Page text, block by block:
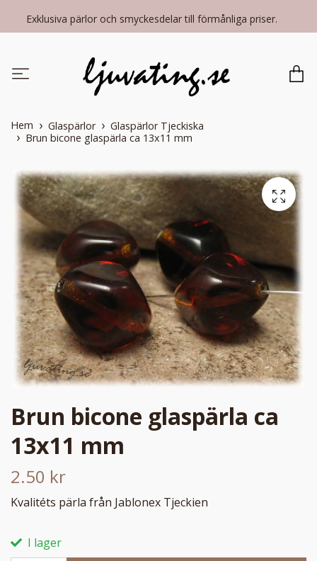
Exklusiva pärlor och smyckesdelar till förmånliga priser.
Hem Glaspärlor
Glaspärlor Tjeckiska
Brun bicone glaspärla ca 13x11 mm
Brun bicone glaspärla ca
13x11 mm
2.50 kr
Kvalitéts pärla från Jablonex Tjeckien
I lager